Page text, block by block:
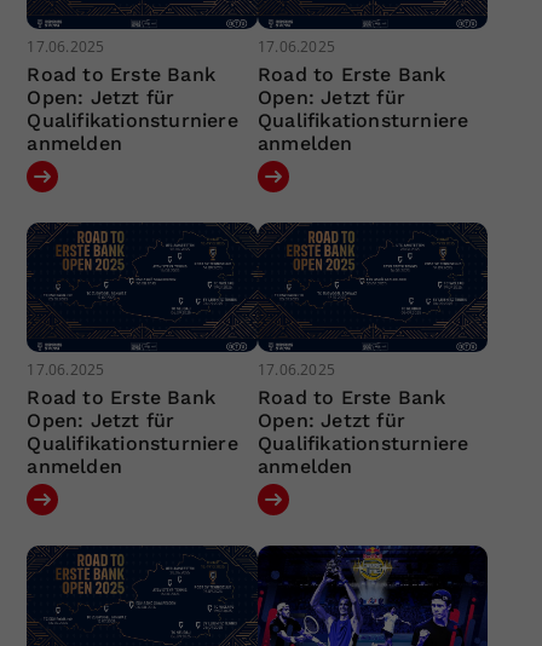
17.06.2025
Road to Erste Bank
Open: Jetzt für
Qualifikationsturniere
anmelden
17.06.2025
Road to Erste Bank
Open: Jetzt für
Qualifikationsturniere
anmelden
17.06.2025
Road to Erste Bank
Open: Jetzt für
Qualifikationsturniere
anmelden
17.06.2025
Road to Erste Bank
Open: Jetzt für
Qualifikationsturniere
anmelden